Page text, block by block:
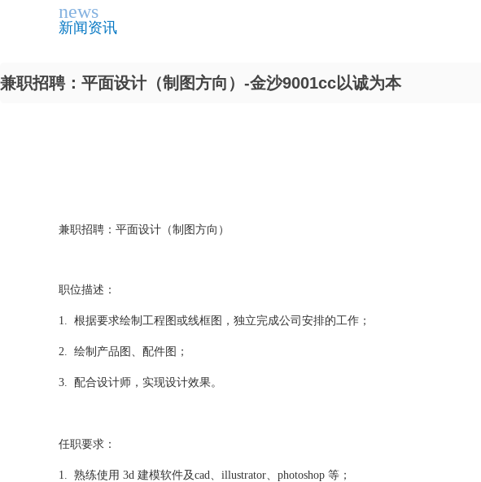
news
新闻资讯
兼职招聘：平面设计（制图方向）-金沙9001cc以诚为本
兼职招聘：平面设计（制图方向）
职位描述：
1. 根据要求绘制工程图或线框图，独立完成公司安排的工作；
2. 绘制产品图、配件图；
3. 配合设计师，实现设计效果。
任职要求：
1. 熟练使用 3d 建模软件及cad、illustrator、photoshop 等；